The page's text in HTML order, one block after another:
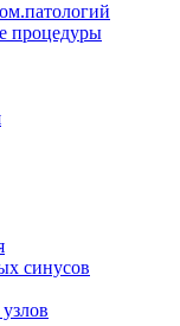
процедуры
синусов